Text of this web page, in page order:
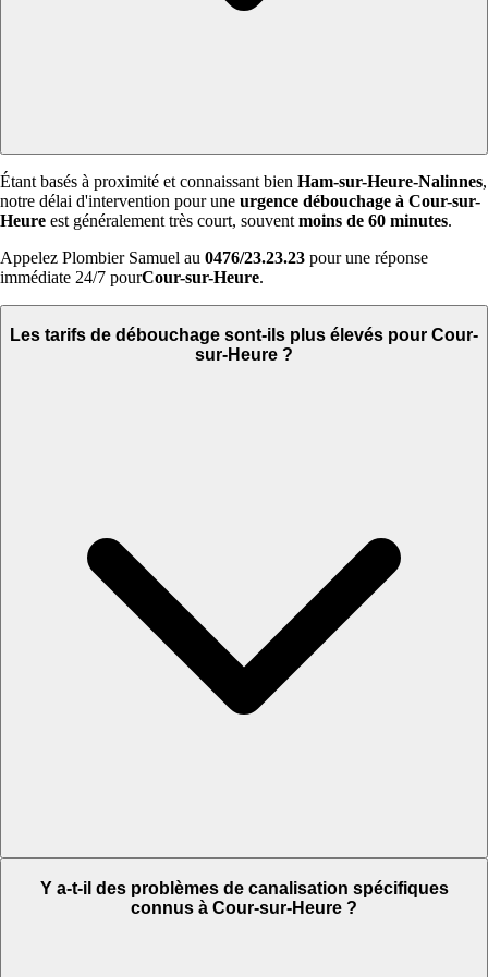
Étant basés à proximité et connaissant bien Ham-sur-Heure-Nalinnes,
notre délai d'intervention pour une urgence débouchage à Cour-sur-
Heure est généralement très court, souvent moins de 60 minutes.
Appelez Plombier Samuel au 0476/23.23.23 pour une réponse
immédiate 24/7 pourCour-sur-Heure.
Les tarifs de débouchage sont-ils plus élevés pour Cour-
sur-Heure ?
Y a-t-il des problèmes de canalisation spécifiques
connus à Cour-sur-Heure ?